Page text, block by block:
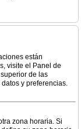
están
visite el Panel de
de las
y preferencias.
zona horaria. Si